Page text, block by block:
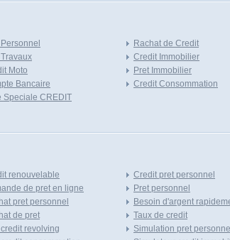
Travaux
Moto
Bancaire
Speciale CREDIT
Rachat de Credit
Credit Immobilier
Pret Immobilier
Credit Consommation
renouvelable
de pret en ligne
pret personnel
de pret
credit revolving
Credit pret personnel
Pret personnel
Besoin d'argent
Taux de credit
Simulation pret personnel